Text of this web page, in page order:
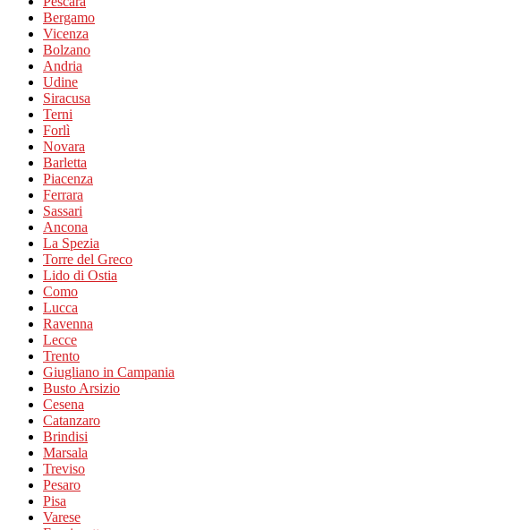
Bergamo
Vicenza
Bolzano
Andria
Udine
Siracusa
Terni
Forlì
Novara
Barletta
Piacenza
Ferrara
Sassari
Ancona
La Spezia
Torre del Greco
Lido di Ostia
Como
Lucca
Ravenna
Lecce
Trento
Giugliano in Campania
Busto Arsizio
Cesena
Catanzaro
Brindisi
Marsala
Treviso
Pesaro
Pisa
Varese